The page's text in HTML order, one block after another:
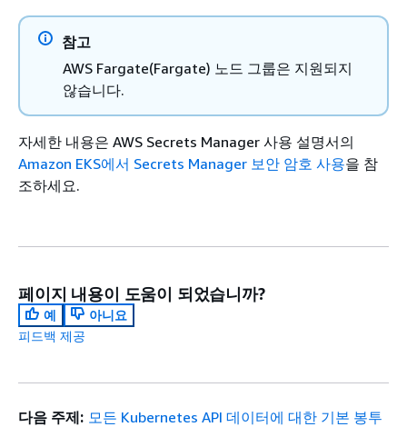
참고
AWS Fargate(Fargate) 노드 그룹은 지원되지
않습니다.
자세한 내용은 AWS Secrets Manager 사용 설명서의
Amazon EKS에서 Secrets Manager 보안 암호 사용을 참
조하세요.
페이지 내용이 도움이 되었습니까?
예
아니요
피드백 제공
다음 주제: 모든 Kubernetes API 데이터에 대한 기본 봉투